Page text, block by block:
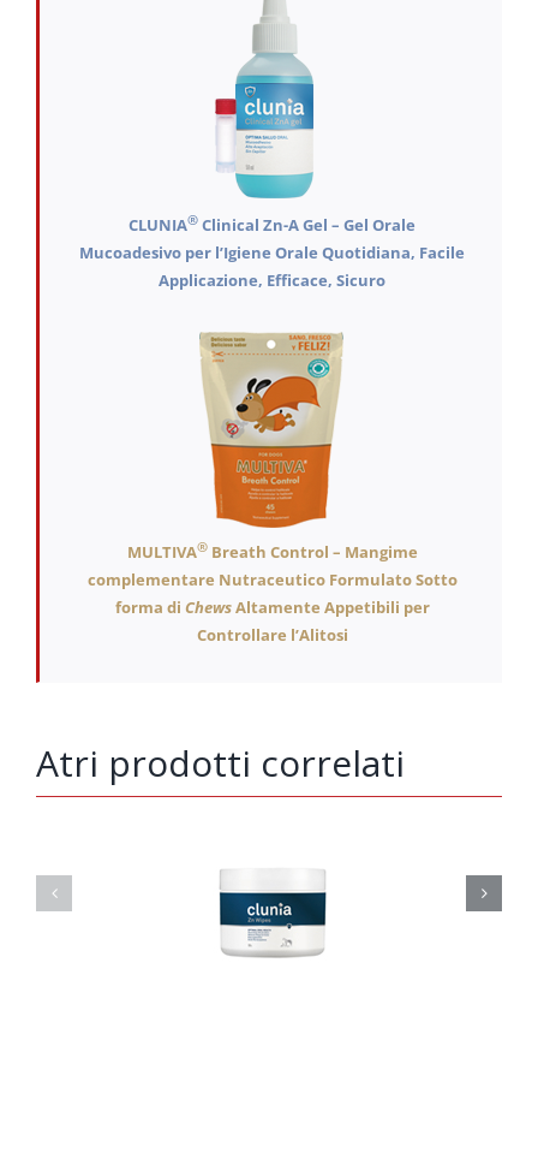
CLUNIA® Clinical Zn-A Gel – Gel Orale
Mucoadesivo per l’Igiene Orale Quotidiana, Facile
Applicazione, Efficace, Sicuro
MULTIVA®Breath Control – Mangime
complementare Nutraceutico Formulato Sotto
forma di ChewsAltamente Appetibili per
Controllare l’Alitosi
Atri prodotti correlati